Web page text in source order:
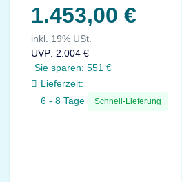
1.453,00 €
inkl. 19% USt.
UVP: 2.004 €
Sie sparen:551 €
Lieferzeit:
6 - 8 Tage
Schnell-Lieferung